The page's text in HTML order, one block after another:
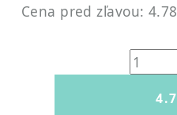
Cena pred zľavou: 4.78